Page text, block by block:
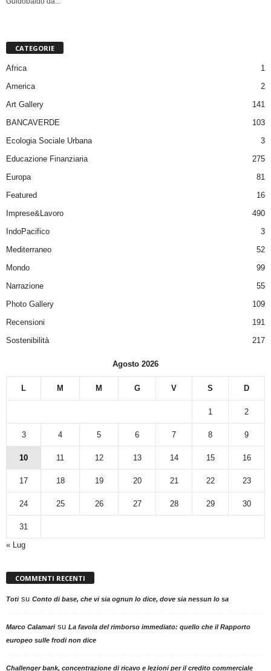
CATEGORIE
Africa
1
America
2
Art Gallery
141
BANCAVERDE
103
Ecologia Sociale Urbana
3
Educazione Finanziaria
275
Europa
81
Featured
16
Imprese&Lavoro
490
IndoPacifico
3
Mediterraneo
52
Mondo
99
Narrazione
55
Photo Gallery
109
Recensioni
191
Sostenibilità
217
Agosto 2026
L M M G V S D
1 2
3 4 5 6 7 8 9
10 11 12 13 14 15 16
17 18 19 20 21 22 23
24 25 26 27 28 29 30
31
« Lug
COMMENTI RECENTI
Totisu Conto di base, che vi sia ognun lo dice, dove sia nessun lo sa
Marco Calamarisu La favola del rimborso immediato: quello che il Rapporto
europeo sulle frodi non dice
Challenger bank, concentrazione di ricavo e lezioni per il credito commerciale